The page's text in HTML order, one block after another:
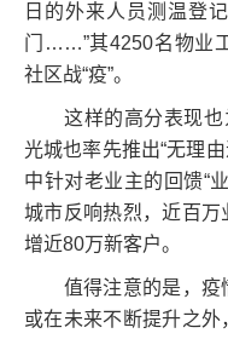
日的外来人员测温登
门……”其4250名物业
社区战“疫”。
这样的高分表现也
光城也率先推出“无理
中针对老业主的回馈“
城市反响热烈，近百
增近80万新客户。
值得注意的是，疫
或在未来不断提升之